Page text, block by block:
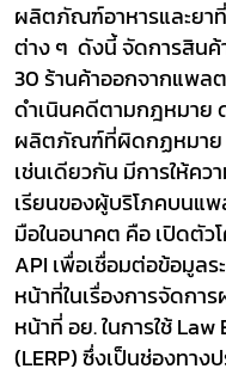
ผลิตภัณฑ์อาหารและยา
ต่าง ๆ ดังนี้ จัดการสินค้
30 ร้านค้าออกจากแพล
ดำเนินคดีตามกฎหมาย
ผลิตภัณฑ์ที่ผิดกฏหมาย
เช่นเดียวกัน มีการให้คว
เรียนของผู้บริโภคบนแ
มือในอนาคต คือ เปิดตัว
APIเพื่อเชื่อมต่อข้อมูลร
หน้าที่ในเรื่องการจัดก
หน้าที่ อย. ในการใช้Law
(LERP) ซึ่งเป็นช่องทาง